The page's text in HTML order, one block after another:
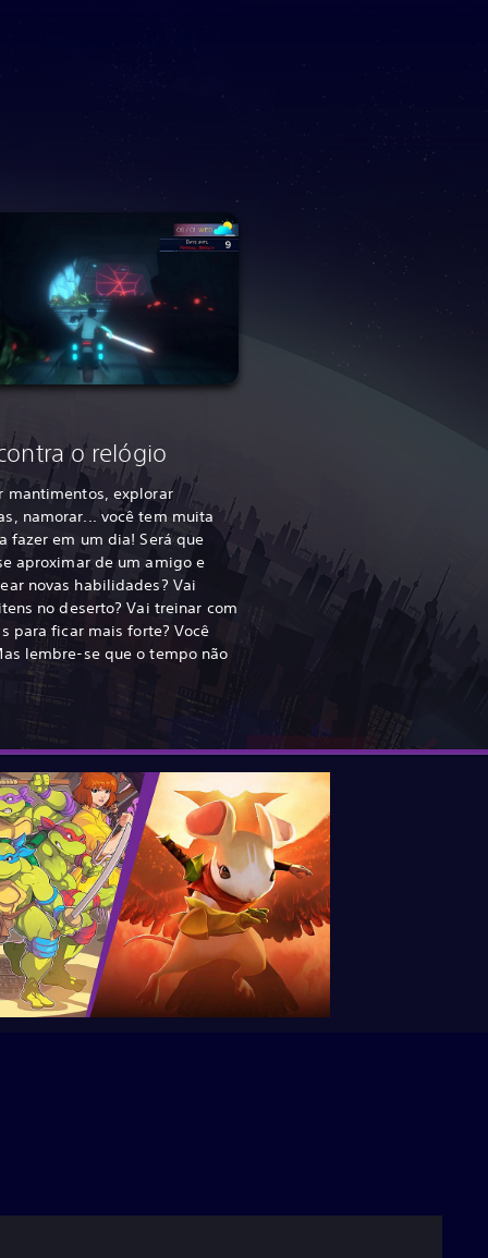
o relógio
mantimentos, explorar
namorar... você tem muita
fazer em um dia! Será que
aproximar de um amigo e
novas habilidades? Vai
no deserto? Vai treinar com
para ficar mais forte? Você
lembre-se que o tempo não